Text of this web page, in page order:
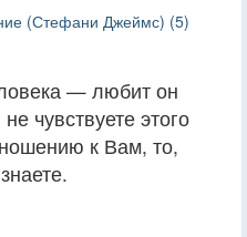
(Стефани Джеймс) (5)
— любит он
чувствуете этого
к Вам, то,